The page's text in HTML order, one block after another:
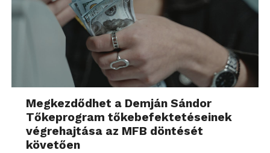
Megkezdődhet a Demján Sándor
Tőkeprogram tőkebefektetéseinek
végrehajtása az MFB döntését
követően